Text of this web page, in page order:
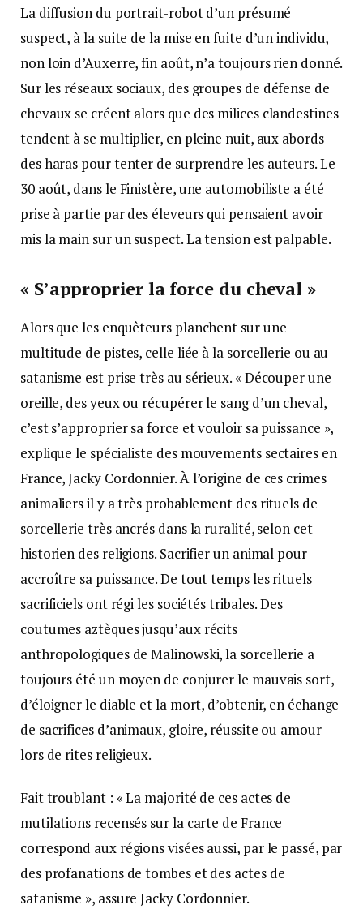
La diffusion du portrait-robot d’un présumé
suspect, à la suite de la mise en fuite d’un individu,
non loin d’Auxerre, fin août, n’a toujours rien donné.
Sur les réseaux sociaux, des groupes de défense de
chevaux se créent alors que des milices clandestines
tendent à se multiplier, en pleine nuit, aux abords
des haras pour tenter de surprendre les auteurs. Le
30 août, dans le Finistère, une automobiliste a été
prise à partie par des éleveurs qui pensaient avoir
mis la main sur un suspect. La tension est palpable.
« S’approprier la force du cheval »
Alors que les enquêteurs planchent sur une
multitude de pistes, celle liée à la sorcellerie ou au
satanisme est prise très au sérieux. « Découper une
oreille, des yeux ou récupérer le sang d’un cheval,
c’est s’approprier sa force et vouloir sa puissance »,
explique le spécialiste des mouvements sectaires en
France, Jacky Cordonnier. À l’origine de ces crimes
animaliers il y a très probablement des rituels de
sorcellerie très ancrés dans la ruralité, selon cet
historien des religions. Sacrifier un animal pour
accroître sa puissance. De tout temps les rituels
sacrificiels ont régi les sociétés tribales. Des
coutumes aztèques jusqu’aux récits
anthropologiques de Malinowski, la sorcellerie a
toujours été un moyen de conjurer le mauvais sort,
d’éloigner le diable et la mort, d’obtenir, en échange
de sacrifices d’animaux, gloire, réussite ou amour
lors de rites religieux.
Fait troublant : « La majorité de ces actes de
mutilations recensés sur la carte de France
correspond aux régions visées aussi, par le passé, par
des profanations de tombes et des actes de
satanisme », assure Jacky Cordonnier.